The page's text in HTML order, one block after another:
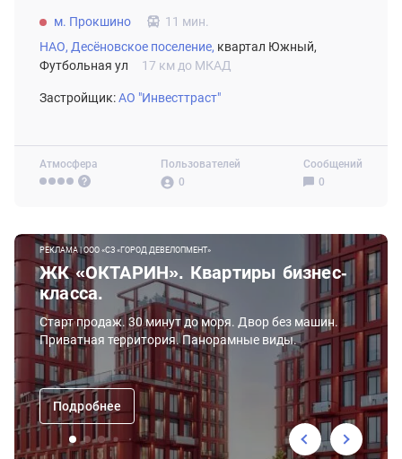
Атмосфера
Пользователей
0
Сообщений
0
м. Прокшино
11 мин.
НАО, Десёновское поселение, квартал Южный,
Футбольная ул
17 км до МКАД
Застройщик:АО "Инвесттраст"
РЕКЛАМА | ООО «СЗ «ГОРОД ДЕВЕЛОПМЕНТ»
ЖК «ОКТАРИН». Квартиры бизнес-
класса.
Старт продаж. 30 минут до моря. Двор без машин.
Приватная территория. Панорамные виды.
Подробнее